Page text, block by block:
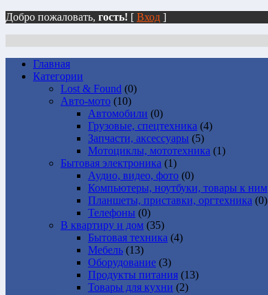
Добро пожаловать, гость! [ Вход ]
Главная
Категории
Lost & Found (0)
Авто-мото (10)
Автомобили (0)
Грузовые, спецтехника (4)
Запчасти, аксессуары (5)
Мотоциклы, мототехника (1)
Бытовая электроника (1)
Аудио, видео, фото (0)
Компьютеры, ноутбуки, товары к ним
Планшеты, приставки, оргтехника (0)
Телефоны (0)
В квартиру и дом (35)
Бытовая техника (4)
Мебель (13)
Оборудование (3)
Продукты питания (13)
Товары для кухни (2)